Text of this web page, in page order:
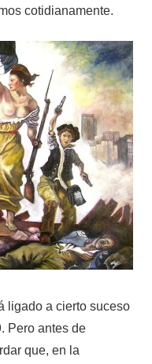
cotidianamente.
ligado a cierto suceso
Pero antes de
que, en la